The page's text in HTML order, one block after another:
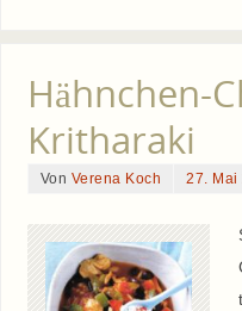
Hähnchen-
Kritharaki
Von Verena Koch 27. Mai